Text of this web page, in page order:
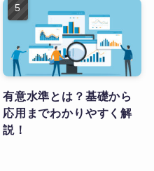
有意水準とは？基礎から
応用までわかりやすく解
説！